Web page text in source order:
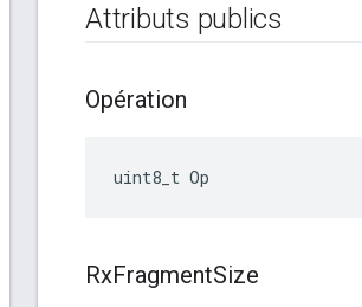
Attributs publics
Opération
uint8_t Op
RxFragmentSize